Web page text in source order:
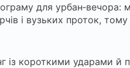
для урбан‑вечора:
і вузьких проток,
із короткими ударами